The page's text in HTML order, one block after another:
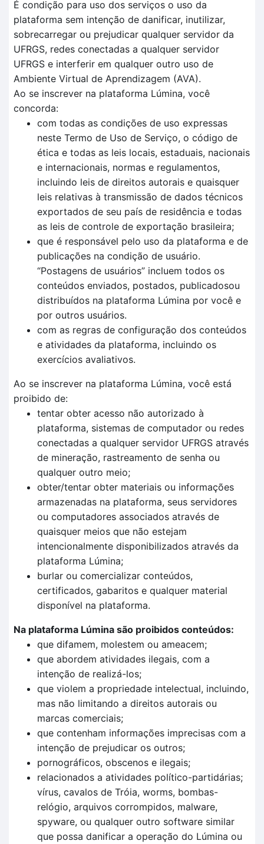
É condição para uso dos serviços o uso da
plataforma sem intenção de danificar, inutilizar,
sobrecarregar ou prejudicar qualquer servidor da
UFRGS, redes conectadas a qualquer servidor
UFRGS e interferir em qualquer outro uso de
Ambiente Virtual de Aprendizagem (AVA).
Ao se inscrever na plataforma Lúmina, você
concorda:
com todas as condições de uso expressas
neste Termo de Uso de Serviço, o código de
ética e todas as leis locais, estaduais, nacionais
e internacionais, normas e regulamentos,
incluindo leis de direitos autorais e quaisquer
leis relativas à transmissão de dados técnicos
exportados de seu país de residência e todas
as leis de controle de exportação brasileira;
que é responsável pelo uso da plataforma e de
publicações na condição de usuário.
“Postagens de usuários” incluem todos os
conteúdos enviados, postados, publicadosou
distribuídos na plataforma Lúmina por você e
por outros usuários.
com as regras de configuração dos conteúdos
e atividades da plataforma, incluindo os
exercícios avaliativos.
Ao se inscrever na plataforma Lúmina, você está
proibido de:
tentar obter acesso não autorizado à
plataforma, sistemas de computador ou redes
conectadas a qualquer servidor UFRGS através
de mineração, rastreamento de senha ou
qualquer outro meio;
obter/tentar obter materiais ou informações
armazenadas na plataforma, seus servidores
ou computadores associados através de
quaisquer meios que não estejam
intencionalmente disponibilizados através da
plataforma Lúmina;
burlar ou comercializar conteúdos,
certificados, gabaritos e qualquer material
disponível na plataforma.
Na plataforma Lúmina são proibidos conteúdos:
que difamem, molestem ou ameacem;
que abordem atividades ilegais, com a
intenção de realizá-los;
que violem a propriedade intelectual, incluindo,
mas não limitando a direitos autorais ou
marcas comerciais;
que contenham informações imprecisas com a
intenção de prejudicar os outros;
pornográficos, obscenos e ilegais;
relacionados a atividades político-partidárias;
vírus, cavalos de Tróia, worms, bombas-
relógio, arquivos corrompidos, malware,
spyware, ou qualquer outro software similar
que possa danificar a operação do Lúmina ou